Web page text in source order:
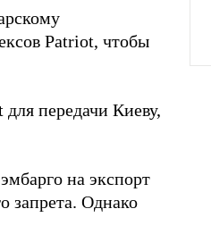
Patriot, чтобы
передачи Киеву,
на экспорт
запрета. Однако